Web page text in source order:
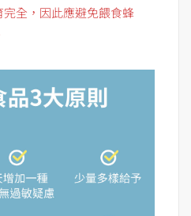
全，因此應避免餵食蜂